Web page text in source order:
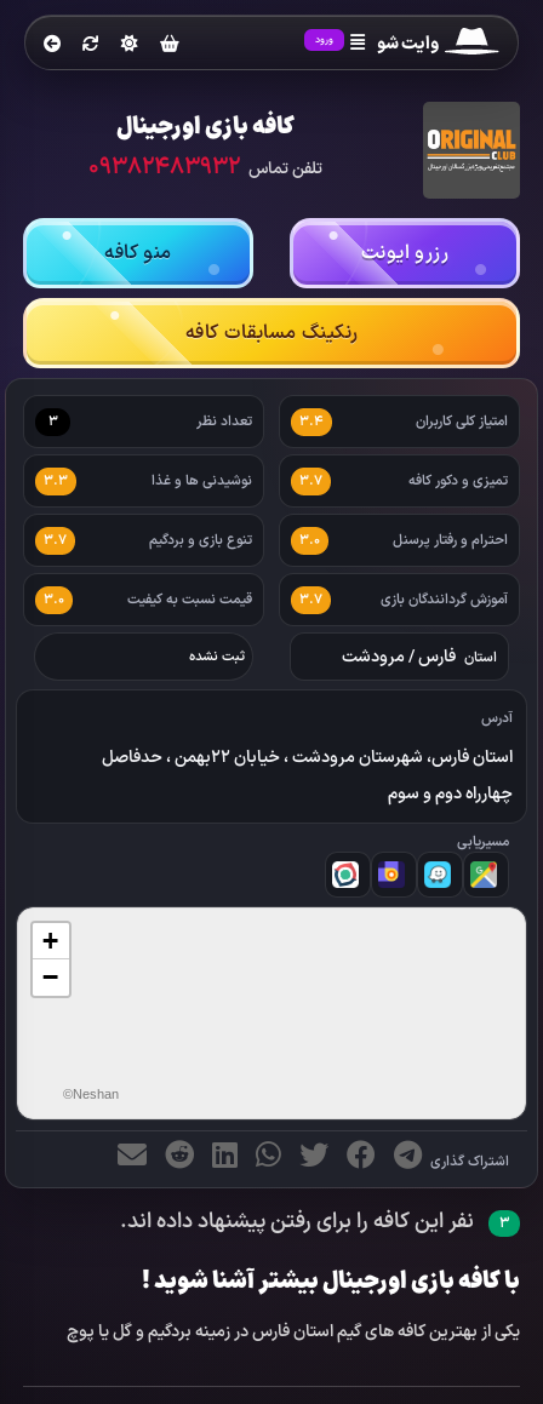
وایت شو ورود
کافه بازی اورجینال
تلفن تماس 09382483932
رزرو ایونت منو کافه
رنکینگ مسابقات کافه
امتیاز کلی کاربران 3.4 تعداد نظر 3
تمیزی و دکور کافه 3.7 نوشیدنی ها و غذا 3.3
احترام و رفتار پرسنل 3.0 تنوع بازی و بردگیم 3.7
آموزش گردانندگان بازی 3.7 قیمت نسبت به کیفیت 3.0
استان فارس/مرودشت ثبت نشده
آدرس
استان فارس، شهرستان مرودشت ، خیابان ۲۲بهمن ، حدفاصل
چهارراه دوم و سوم
مسیریابی
+
−
©Neshan
اشتراک گذاری
3 نفر این کافه را برای رفتن پیشنهاد داده اند.
با کافه بازی اورجینال بیشتر آشنا شوید !
یکی از بهترین کافه های گیم استان فارس در زمینه بردگیم و گل یا پوچ